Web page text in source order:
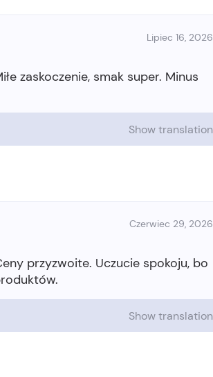
Lipiec 16, 2026
zaskoczenie, smak super. Minus
Show translation
Czerwiec 29, 2026
przyzwoite. Uczucie spokoju, bo
Show translation